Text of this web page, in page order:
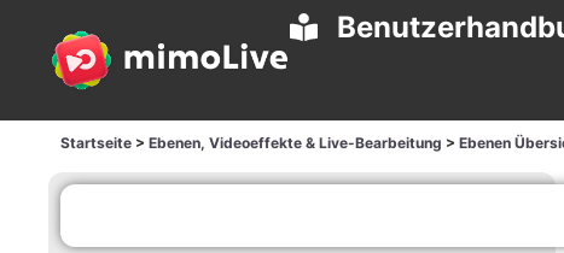
Startseite > Ebenen, Videoeffekte & Live-Bearbeitung > Ebenen